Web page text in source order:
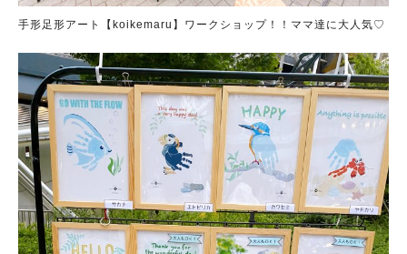
手形足形アート【koikemaru】ワークショップ！！ママ達に大人気♡